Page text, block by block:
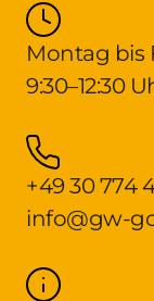
Montag bis
9:30–12:30
+49 30 774
info@gw-